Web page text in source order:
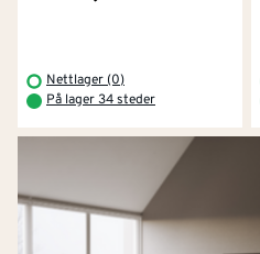
Nettlager (0)
På lager 34 steder